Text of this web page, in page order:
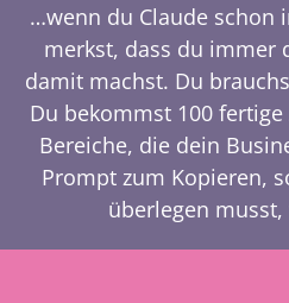
…wenn du Claude schon
merkst, dass du immer
damit machst. Du
Du bekommst 100
Bereiche, die dein
Prompt zum Kopieren,
überlegen